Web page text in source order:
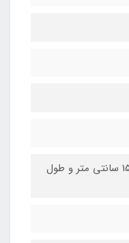
18/5 سانتی‌متر (طول دسته قلم 15 سانتی متر و طول